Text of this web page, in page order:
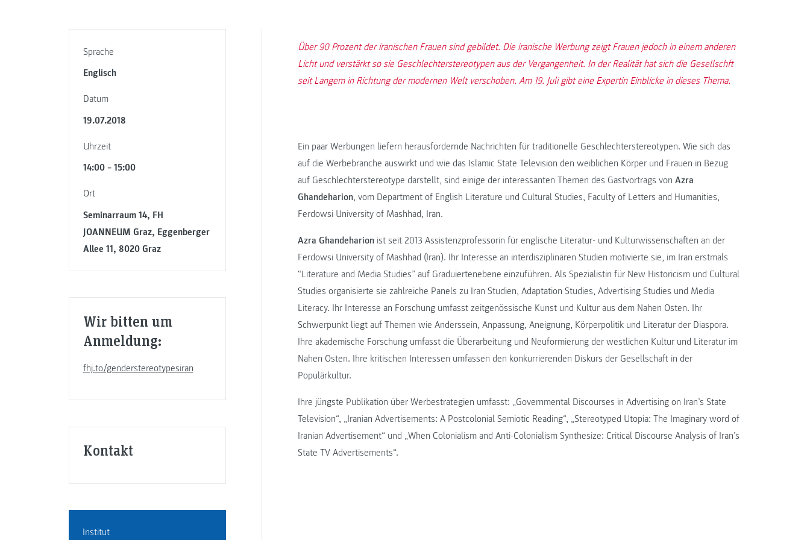
Sprache
Englisch
Datum
19.07.2018
Uhrzeit
14:00 – 15:00
Ort
Seminarraum 14, FH
JOANNEUM Graz, Eggenberger
Allee 11, 8020 Graz
Wir bitten um
Anmeldung:
fhj.to/genderstereotypesiran
Kontakt
Institut
Über 90 Prozent der iranischen Frauen sind gebildet. Die iranische Werbung zeigt Frauen jedoch in einem anderen
Licht und verstärkt so sie Geschlechterstereotypen aus der Vergangenheit. In der Realität hat sich die Gesellschft
seit Langem in Richtung der modernen Welt verschoben. Am 19. Juli gibt eine Expertin Einblicke in dieses Thema.
Ein paar Werbungen liefern herausfordernde Nachrichten für traditionelle Geschlechterstereotypen. Wie sich das
auf die Werbebranche auswirkt und wie das Islamic State Television den weiblichen Körper und Frauen in Bezug
auf Geschlechterstereotype darstellt, sind einige der interessanten Themen des Gastvortrags von Azra
Ghandeharion, vom Department of English Literature und Cultural Studies, Faculty of Letters and Humanities,
Ferdowsi University of Mashhad, Iran.
Azra Ghandeharion ist seit 2013 Assistenzprofessorin für englische Literatur- und Kulturwissenschaften an der
Ferdowsi University of Mashhad (Iran). Ihr Interesse an interdisziplinären Studien motivierte sie, im Iran erstmals
“Literature and Media Studies” auf Graduiertenebene einzuführen. Als Spezialistin für New Historicism und Cultural
Studies organisierte sie zahlreiche Panels zu Iran Studien, Adaptation Studies, Advertising Studies und Media
Literacy. Ihr Interesse an Forschung umfasst zeitgenössische Kunst und Kultur aus dem Nahen Osten. Ihr
Schwerpunkt liegt auf Themen wie Anderssein, Anpassung, Aneignung, Körperpolitik und Literatur der Diaspora.
Ihre akademische Forschung umfasst die Überarbeitung und Neuformierung der westlichen Kultur und Literatur im
Nahen Osten. Ihre kritischen Interessen umfassen den konkurrierenden Diskurs der Gesellschaft in der
Populärkultur.
Ihre jüngste Publikation über Werbestrategien umfasst: „Governmental Discourses in Advertising on Iran’s State
Television“, „Iranian Advertisements: A Postcolonial Semiotic Reading“, „Stereotyped Utopia: The Imaginary word of
Iranian Advertisement“ und „When Colonialism and Anti-Colonialism Synthesize: Critical Discourse Analysis of Iran’s
State TV Advertisements“.